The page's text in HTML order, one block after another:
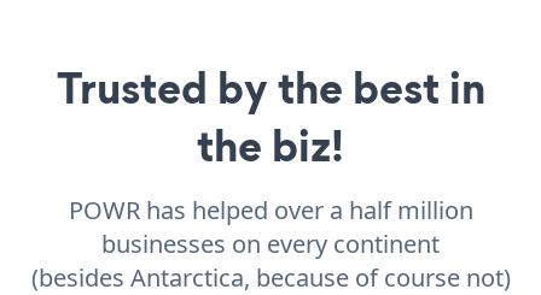
Trusted by the best in
the biz!
POWR has helped over a half million
businesses on every continent
(besides Antarctica, because of course not)